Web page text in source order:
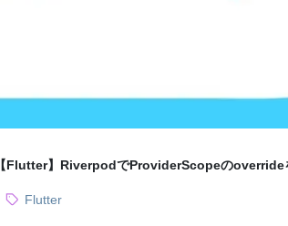
【Flutter】RiverpodでProviderScopeのoverride
Flutter